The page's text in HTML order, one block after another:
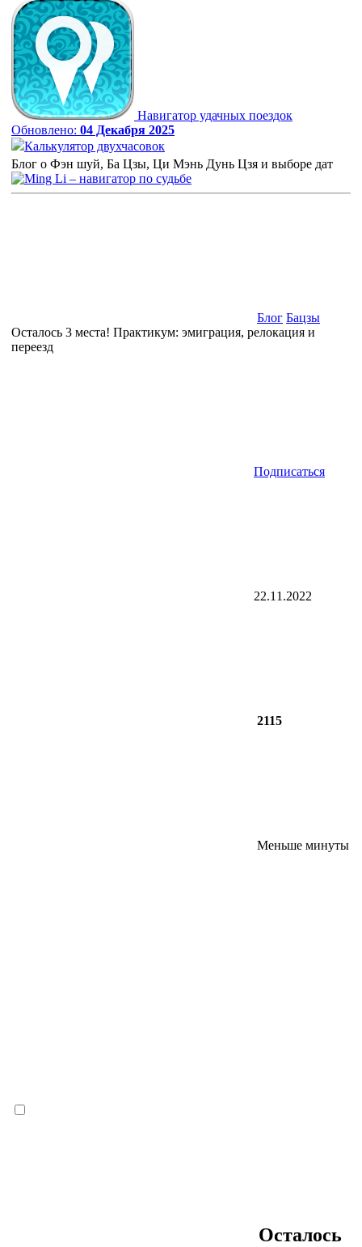
Навигатор удачных поездок
Обновлено: 04 Декабря 2025
Калькулятор двухчасовок
Блог о Фэн шуй, Ба Цзы, Ци Мэнь Дунь Цзя и выборе дат
Блог Бацзы
Осталось 3 места! Практикум: эмиграция, релокация и
переезд
Подписаться
22.11.2022
2115
Меньше минуты
Осталось